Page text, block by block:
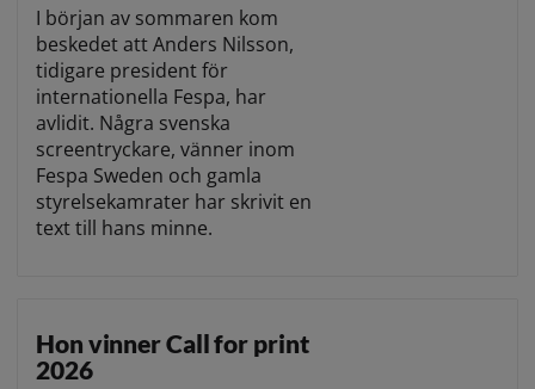
I början av sommaren kom
beskedet att Anders Nilsson,
tidigare president för
internationella Fespa, har
avlidit. Några svenska
screentryckare, vänner inom
Fespa Sweden och gamla
styrelsekamrater har skrivit en
text till hans minne.
Hon vinner Call for print
2026